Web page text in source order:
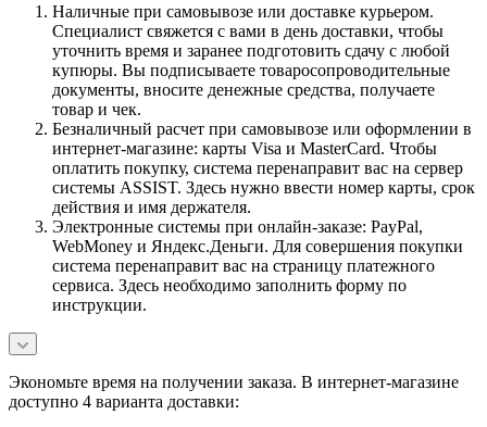
Наличные при самовывозе или доставке курьером.
Специалист свяжется с вами в день доставки, чтобы
уточнить время и заранее подготовить сдачу с любой
купюры. Вы подписываете товаросопроводительные
документы, вносите денежные средства, получаете
товар и чек.
Безналичный расчет при самовывозе или оформлении в
интернет-магазине: карты Visa и MasterCard. Чтобы
оплатить покупку, система перенаправит вас на сервер
системы ASSIST. Здесь нужно ввести номер карты, срок
действия и имя держателя.
Электронные системы при онлайн-заказе: PayPal,
WebMoney и Яндекс.Деньги. Для совершения покупки
система перенаправит вас на страницу платежного
сервиса. Здесь необходимо заполнить форму по
инструкции.
Экономьте время на получении заказа. В интернет-магазине
доступно 4 варианта доставки: